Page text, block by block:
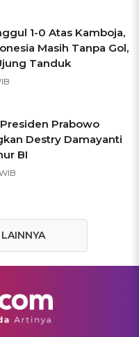
1-0 Atas Kamboja,
Masih Tanpa Gol,
Tanduk
Prabowo
Destry Damayanti
BI